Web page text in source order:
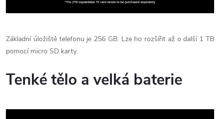
Základní úložiště telefonu je 256 GB. Lze ho rozšířit až o další 1 TB
pomocí micro SD karty.
Tenké tělo a velká baterie